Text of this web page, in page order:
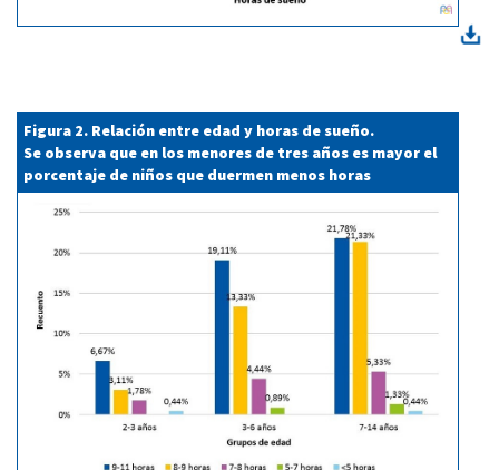
Figura 2. Relación entre edad y horas de sueño.
Se observa que en los menores de tres años es mayor el
porcentaje de niños que duermen menos horas